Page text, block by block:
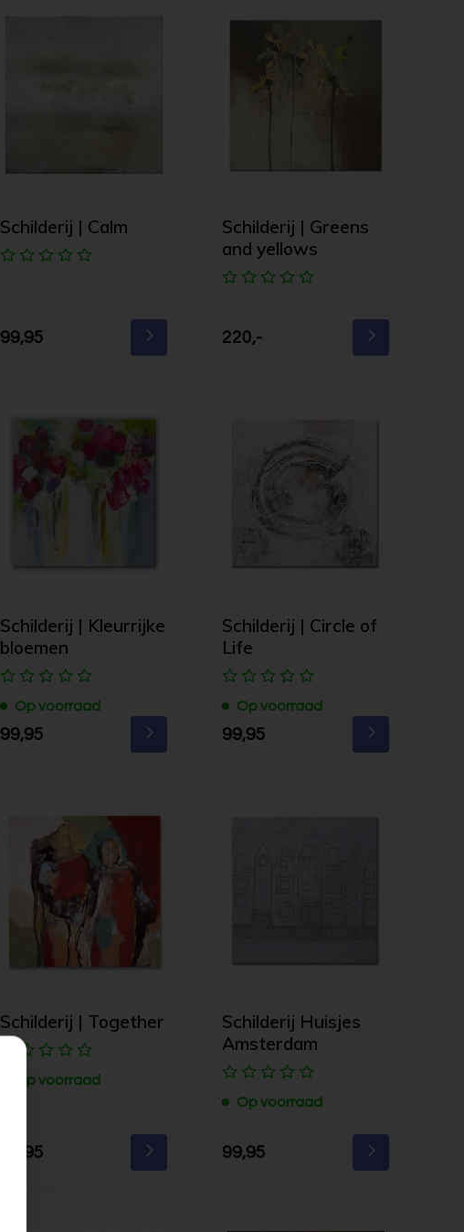
Schilderij | Calm
99,95
Schilderij | Greens
and yellows
220,-
Schilderij | Kleurrijke
bloemen
Op voorraad
99,95
Schilderij | Circle of
Life
Op voorraad
99,95
Schilderij | Together
Op voorraad
99,95
Schilderij Huisjes
Amsterdam
Op voorraad
99,95